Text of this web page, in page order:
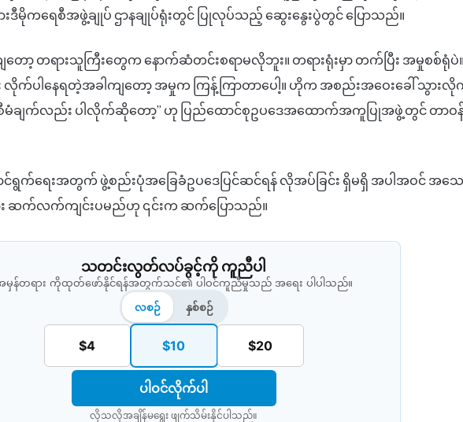
းဒီမိုကရေစီအဖွဲ့ချုပ် ဌာနချုပ်ရုံးတွင် ပြုလုပ်သည့် ဆွေးနွေးပွဲတွင် ပြောသည်။
တော့ တရားသူကြီးတွေက နောက်ဆံတင်းစရာမလိုဘူး။ တရားရုံးမှာ တက်ပြီး အမှုစစ်ရုံပဲ။
က်ပါနေရတဲ့အခါကျတော့ အမှုက ကြန့်ကြာတာပေါ့။ ဟိုက အစည်းအဝေးခေါ် သွားလို
မံချက်လည်း ပါလိုက်ဆိုတော့” ဟု ပြည်ထောင်စုဥပဒေအထောက်အကူပြုအဖွဲ့တွင် တာဝ
ရွက်ရေးအတွက် ဖွဲ့စည်းပုံအခြေခံဥပဒေပြင်ဆင်ရန် လိုအပ်ခြင်း ရှိမရှိ အပါအဝင် အသ
း ဆက်လက်ကျင်းပမည်ဟု ၎င်းက ဆက်ပြောသည်။
သတင်းလွတ်လပ်ခွင့်ကို ကူညီပါ
မှန်တရား ကိုထုတ်ဖော်နိုင်ရန်အတွက်သင်၏ ပါဝင်ကူညီမှုသည် အရေး ပါပါသည်။
လစဉ်
နှစ်စဉ်
$4 $10 $20
ပါဝင်လိုက်ပါ
လိုသလိုအချိန်မရွေး ဖျက်သိမ်းနိုင်ပါသည်။​